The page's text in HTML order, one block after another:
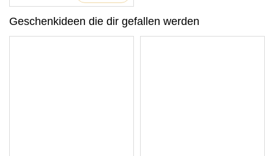
Geschenkideen die dir gefallen werden